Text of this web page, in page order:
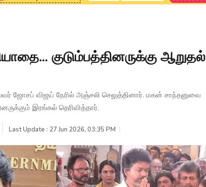
குடும்பத்தினருக்கு ஆறுதல்
ஜோசப் விஜய் நேரில் அஞ்சலி செலுத்தினார். மகன் சாந்தனுவை
இரங்கல் தெரிவித்தார்.
Last Update : 27 Jun 2026, 03:35 PM